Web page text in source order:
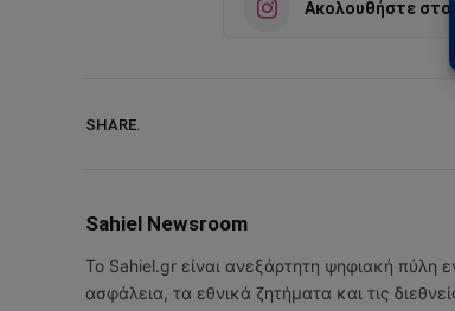
Ακολουθήστε στο
SHARE.
Sahiel Newsroom
Το Sahiel.gr είναι ανεξάρτητη ψηφιακή πύλη
ασφάλεια, τα εθνικά ζητήματα και τις